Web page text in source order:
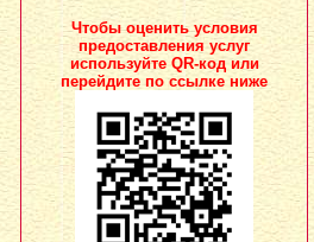
Чтобы оценить условия
предоставления услуг
используйте QR-код или
перейдите по ссылке ниже